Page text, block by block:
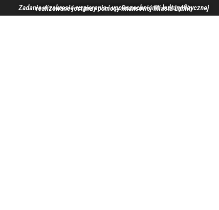
Zadanie w zakresie wspierania i upowszechniania kultury fizycznej realizowane jest przy pomocy finansowej Miasta Lublin